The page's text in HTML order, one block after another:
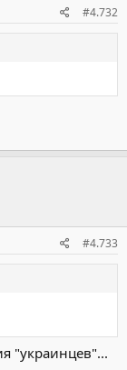
#4.732
#4.733
"украинцев"...